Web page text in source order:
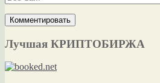
Лучшая КРИПТОБИРЖА